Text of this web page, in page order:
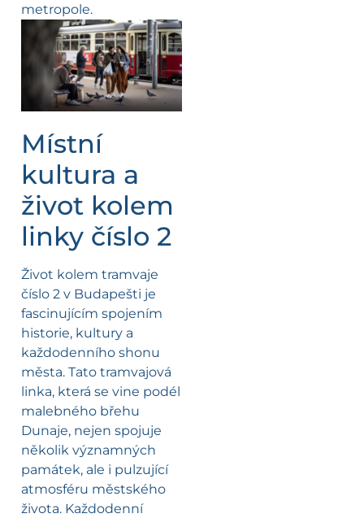
metropole.
Místní
kultura a
život kolem
linky číslo 2
Život kolem tramvaje
číslo 2 v Budapešti je
fascinujícím spojením
historie, kultury a
každodenního shonu
města. Tato tramvajová
linka, která se vine podél
malebného břehu
Dunaje, nejen spojuje
několik významných
památek, ale i pulzující
atmosféru městského
života. Každodenní